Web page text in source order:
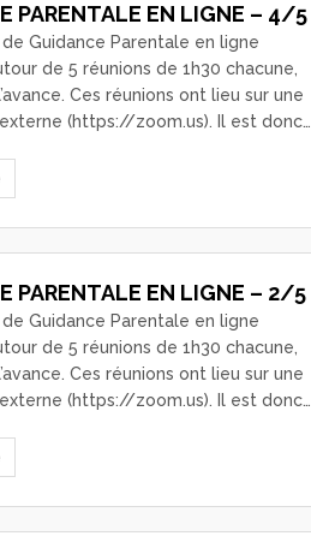
PARENTALE EN LIGNE – 4/5
Guidance Parentale en ligne
de 5 réunions de 1h30 chacune,
Ces réunions ont lieu sur une
(https://zoom.us). Il est donc…
PARENTALE EN LIGNE – 2/5
Guidance Parentale en ligne
de 5 réunions de 1h30 chacune,
Ces réunions ont lieu sur une
(https://zoom.us). Il est donc…